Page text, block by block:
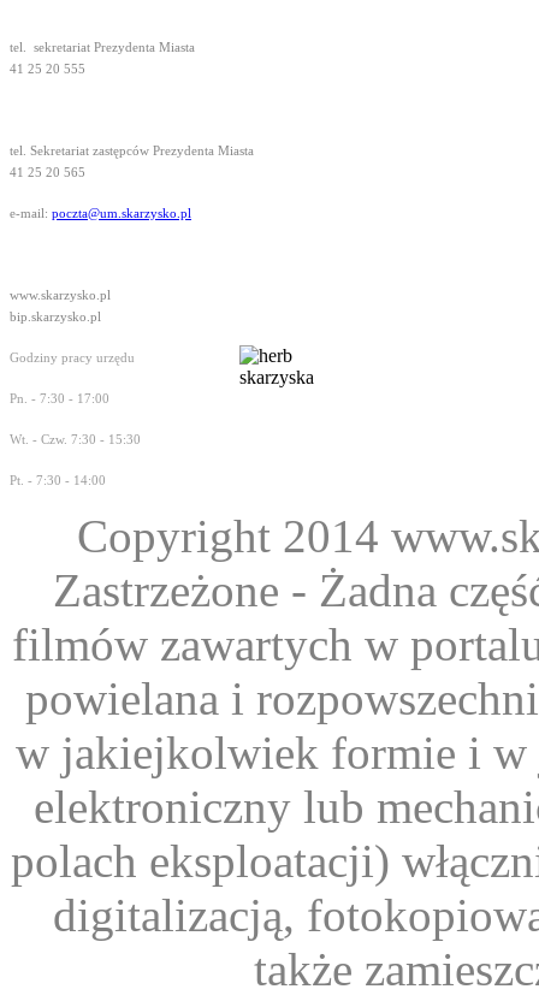
tel. sekretariat Prezydenta Miasta
41 25 20 555
tel. Sekretariat zastępców Prezydenta Miasta
41 25 20 565
e-mail: poczta@um.skarzysko.pl
www.skarzysko.pl
bip.skarzysko.pl
Godziny pracy urzędu
Pn. - 7:30 - 17:00
Wt. - Czw. 7:30 - 15:30
Pt. - 7:30 - 14:00
Copyright 2014
Zastrzeżone - Żadna
filmów zawartych w
powielana i
w jakiejkolwiek formie i w
elektroniczny lub
polach eksploatacji)
digitalizacją,
także